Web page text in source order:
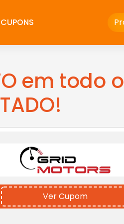
em todo o
Ver Cupom